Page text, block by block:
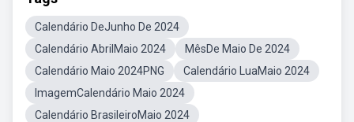
Calendário DeJunho De 2024
Calendário AbrilMaio 2024
MêsDe Maio De 2024
Calendário Maio 2024PNG
Calendário LuaMaio 2024
ImagemCalendário Maio 2024
Calendário BrasileiroMaio 2024